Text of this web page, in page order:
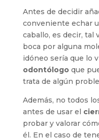
Antes de decidir
conveniente echar
caballo, es decir, tal
boca por alguna
idóneo sería que lo
odontólogoque
trata de algún
Además, no todos
antes de usar el
probar y valorar
él. En el caso de